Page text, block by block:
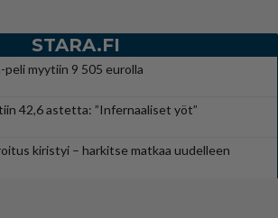
STARA.FI
myytiin 9 505 eurolla
42,6 astetta: ”Infernaaliset yöt”
kiristyi – harkitse matkaa uudelleen